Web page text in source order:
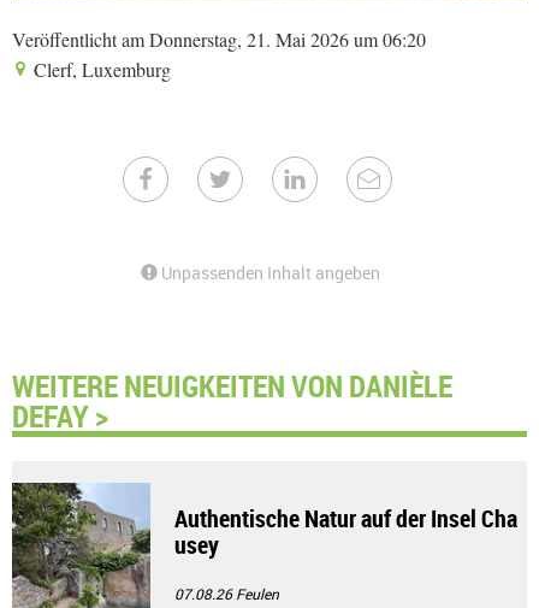
Veröffentlicht am Donnerstag, 21. Mai 2026 um 06:20
Clerf, Luxemburg
Unpassenden Inhalt angeben
WEITERE NEUIGKEITEN VON DANIÈLE
DEFAY >
Authentische Natur auf der Insel Cha
usey
07.08.26Feulen